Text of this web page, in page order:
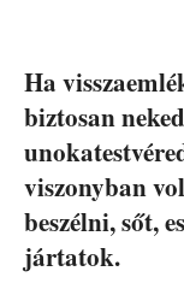
Ha
biztosan
viszonyban
beszélni, sőt,
jártatok.